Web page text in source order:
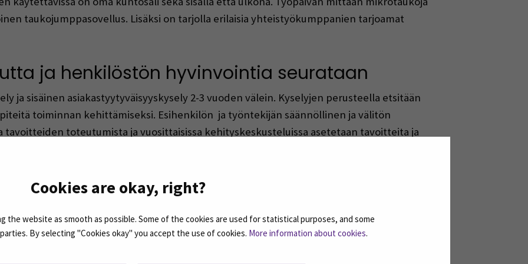
Cookies are okay, right?
the website as smooth as possible. Some of the cookies are used for statistical purposes, and some
By selecting "Cookies okay" you accept the use of cookies. More information about cookies.
taukojumppasovellus. Lisäksi on tarjolla erilaisia yhteistyökumppanien tarjoamat
ja henkilöstön hyvinvointia seurataan
ja sisäinen asiakastyytyväisyyskysely 2-3 vuoden välein. Kyselyjen perusteella etsitään
toiminnan kehittämiseksi. Esihenkilön ja työntekijän säännöllinen ja välitön
toteutumista ja vuosittaisissa kehityskeskusteluissa asetetaan tavoitteita ja
kattavasti ja tapaturma- ja vaaratilanneilmoitukset tutkitaan. Näin pystytään myös
tuetaan